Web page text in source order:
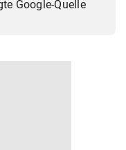
Google-Quelle